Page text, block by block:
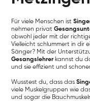
Für viele Menschen ist
nehmen privat
obwohl jeder mit der
Vielleicht schlummert in dir
Sänger? Mit der
Gesangslehrer kannst du
und sie effizient und
Wusstest du, dass das
viele Muskelgruppen wie
und sogar die